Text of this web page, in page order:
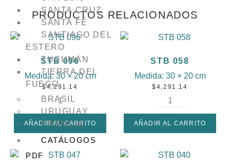
SANTA CRUZ
SANTA FÉ
SANTIAGO DEL
ESTERO
TUCUMÁN
TIERRA DEL
FUEGO
BRASIL
URUGUAY
FRANCIA
CATÁLOGOS
PDF
PRODUCTOS RELACIONADOS
STB 096
Medida:30 × 20 cm
$4,291.14
AÑADIR AL CARRITO
STB 058
Medida: 30 × 20 cm
$4,291.14
AÑADIR AL CARRITO